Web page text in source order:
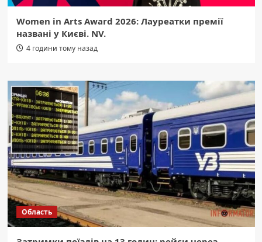
Women in Arts Award 2026: Лауреатки премії
названі у Києві. NV.
4 години тому назад
Область